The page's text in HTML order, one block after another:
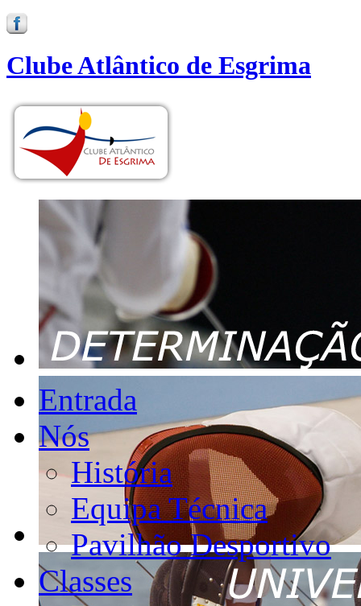
Clube Atlântico de Esgrima
Entrada
Nós
História
Equipa Técnica
Pavilhão Desportivo
Classes